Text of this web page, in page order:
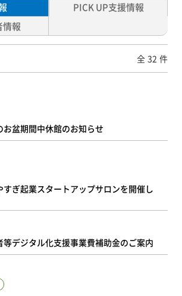
PICK UP支援情報
情報
全 32 件
盆期間中休館のお知らせ
すぎ起業スタートアップサロンを開催し
デジタル化支援事業費補助金のご案内